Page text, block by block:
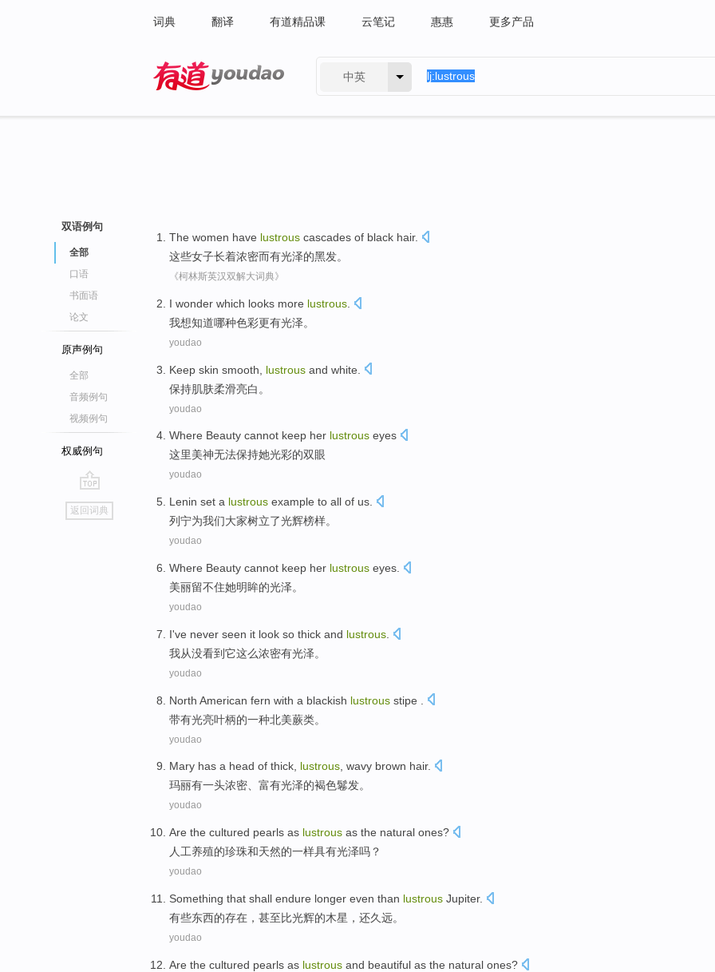
词典 翻译 有道精品课 云笔记 惠惠 更多产品
中英
双语例句
全部
口语
书面语
论文
原声例句
全部
音频例句
视频例句
权威例句
go
top
返回词典
The women have lustrous cascades of black hair.
这些女子长着浓密而有光泽的黑发。
《柯林斯英汉双解大词典》
I wonder which looks more lustrous
我想知道哪种色彩更有光泽。
youdao
Keep skin smooth lustrous and white
保持肌肤柔滑亮白 。
youdao
Where Beauty cannot keep her lustrous eyes
这里美神无法保持她光彩的双眼
youdao
Lenin set a lustrous example to all of us
列宁为我们大家树立了光辉榜样。
youdao
Where Beauty cannot keep her lustrous eyes
美丽留不住她明眸的光泽。
youdao
I've never seen it look so thick and lustrous
我从没看到它这么浓密有光泽。
youdao
North American fern with a blackish lustrous stipe
带有光亮叶柄的一种北美蕨类。
youdao
Mary has a head of thick, lustrous, wavy brown hair.
玛丽有一头浓密、 富有光泽的褐色鬈发。
youdao
Are the cultured pearls as lustrous as the natural ones?
人工养殖的珍珠和天然的一样具有光泽吗？
youdao
Something that shall endure longer even than lustrous Jupiter.
有些东西的存在， 甚至比光辉的木星 ，还久远。
youdao
Are the cultured pearls as lustrous and beautiful as the natural ones?